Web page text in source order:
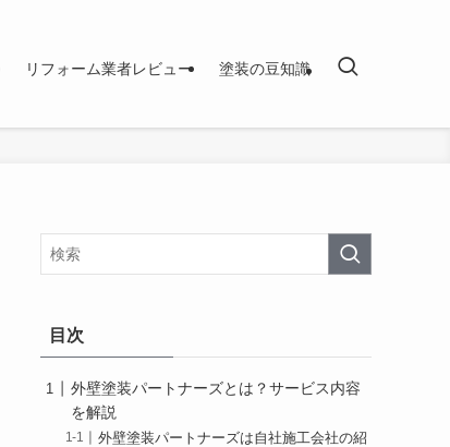
リフォーム業者レビュー 塗装の豆知識
目次
外壁塗装パートナーズとは？サービス内容
を解説
外壁塗装パートナーズは自社施工会社の紹